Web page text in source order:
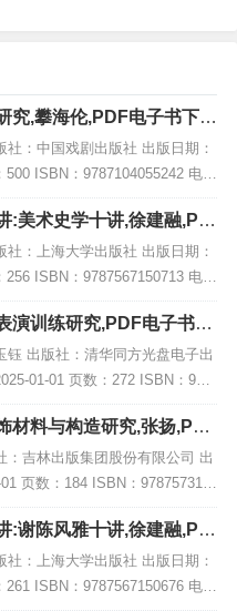
究,攀海伦,PDF电子书下
社：中国戏剧出版社 出版日期：
500 ISBN：9787104055242 电子
清扫描版PDF格式] 内容简介 弦
:美术史学十讲,徐建融,PD
社：上海大学出版社 出版日期：
256 ISBN：9787567150713 电子
清扫描版PDF格式] 内容简介 在
演训练研究,PDF电子书下
钰 出版社：清华同方光盘电子出
01-01 页数：272 ISBN：978
大小：232MB [高清扫描版PDF
材料与构造研究,张扬,PDF
：吉林出版集团股份有限公司 出
页数：184 ISBN：978757315
218MB [高清扫描版PDF格式] 内
:谢陈风雅十讲,徐建融,PD
社：上海大学出版社 出版日期：
261 ISBN：9787567150676 电子